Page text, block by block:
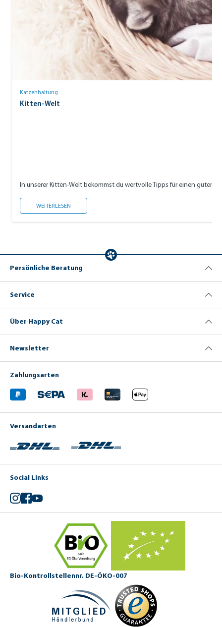
Katzenhaltung
Kitten-Welt
In unserer Kitten-Welt bekommst du wertvolle Tipps für einen guten
WEITERLESEN
Persönliche Beratung
Service
Über Happy Cat
Newsletter
Zahlungsarten
Versandarten
Social Links
Instagram
Facebook
YouTube
Bio-Kontrollstellennr. DE-ÖKO-007